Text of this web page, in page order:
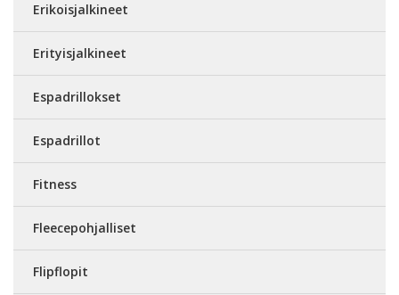
Erikoisjalkineet
Erityisjalkineet
Espadrillokset
Espadrillot
Fitness
Fleecepohjalliset
Flipflopit